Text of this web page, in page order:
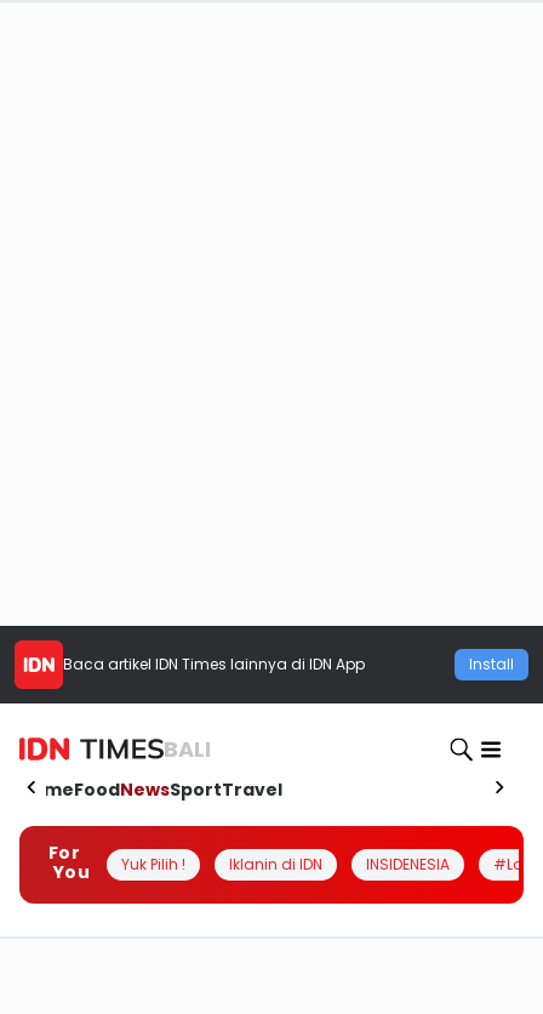
Baca artikel IDN Times lainnya di IDN App Install
BALI
HomeFoodNewsSportTravel
For
You
Yuk Pilih ! Iklanin di IDN INSIDENESIA